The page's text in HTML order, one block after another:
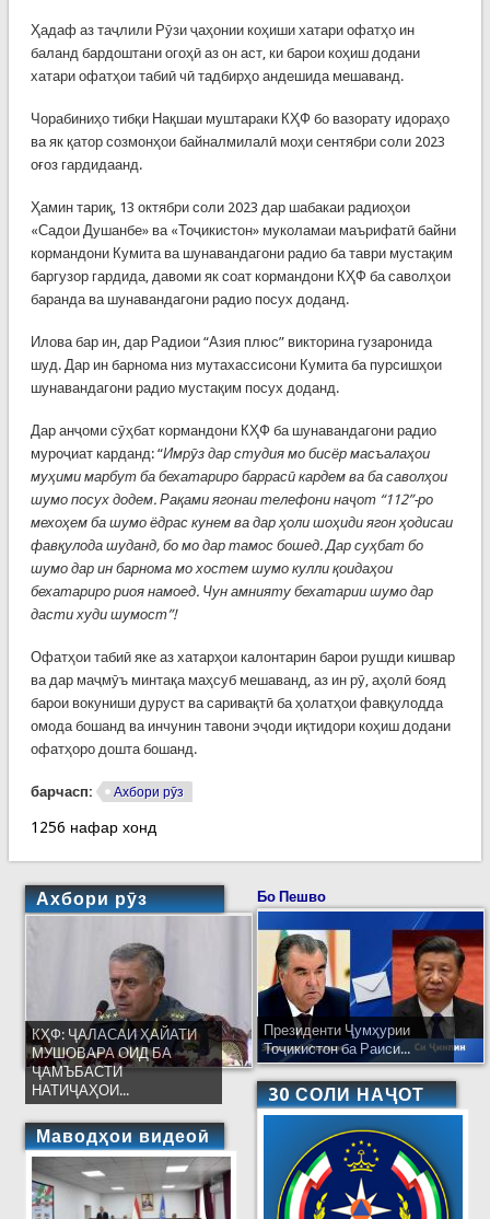
Ҳадаф аз таҷлили Рӯзи ҷаҳонии коҳиши хатари офатҳо ин
баланд бардоштани огоҳӣ аз он аст, ки барои коҳиш додани
хатари офатҳои табиӣ чӣ тадбирҳо андешида мешаванд.
Чорабиниҳо тибқи Нақшаи муштараки КҲФ бо вазорату идораҳо
ва як қатор созмонҳои байналмилалӣ моҳи сентябри соли 2023
оғоз гардидаанд.
Ҳамин тариқ, 13 октябри соли 2023 дар шабакаи радиоҳои
«Садои Душанбе» ва «Тоҷикистон» муколамаи маърифатӣ байни
кормандони Кумита ва шунавандагони радио ба таври мустақим
баргузор гардида, давоми як соат кормандони КҲФ ба саволҳои
баранда ва шунавандагони радио посух доданд.
Илова бар ин, дар Радиои “Азия плюс” викторина гузаронида
шуд. Дар ин барнома низ мутахассисони Кумита ба пурсишҳои
шунавандагони радио мустақим посух доданд.
Дар анҷоми сӯҳбат кормандони КҲФ ба шунавандагони радио
муроҷиат карданд: “Имрӯз дар студия мо бисёр масъалаҳои
муҳими марбут ба бехатариро баррасӣ кардем ва ба саволҳои
шумо посух додем. Рақами ягонаи телефони наҷот “112”-ро
мехоҳем ба шумо ёдрас кунем ва дар ҳоли шоҳиди ягон ҳодисаи
фавқулода шуданд, бо мо дар тамос бошед. Дар суҳбат бо
шумо дар ин барнома мо хостем шумо кулли қоидаҳои
бехатариро риоя намоед. Чун амнияту бехатарии шумо дар
дасти худи шумост”!
Офатҳои табиӣ яке аз хатарҳои калонтарин барои рушди кишвар
ва дар маҷмӯъ минтақа маҳсуб мешаванд, аз ин рӯ, аҳолӣ бояд
барои вокуниши дуруст ва саривақтӣ ба ҳолатҳои фавқулодда
омода бошанд ва инчунин тавони эҷоди иқтидори коҳиш додани
офатҳоро дошта бошанд.
барчасп: Ахбори рӯз
1256 нафар хонд
Ахбори рӯз
КҲФ: ҶАЛАСАИ ҲАЙАТИ
МУШОВАРА ОИД БА
ҶАМЪБАСТИ
НАТИҶАҲОИ...
Маводҳои видеоӣ
Бо Пешво
Президенти Ҷумҳурии
Тоҷикистон ба Раиси...
30 СОЛИ НАҶОТ